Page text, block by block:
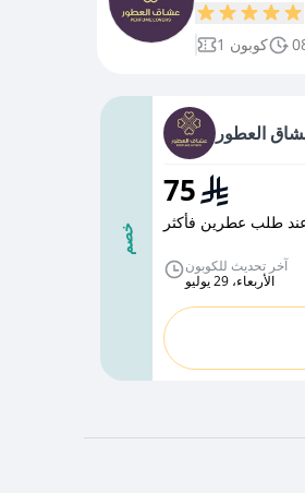
1 كوبون
خصم
العطور
75
طلب عطرين فأكثر
آخر تحديث للكوبون
الأربعاء، 29 يوليو